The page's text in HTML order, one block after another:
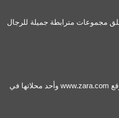
مجموعات مترابطة جميلة للرجال
www.zara.com وأحد محلاتها في